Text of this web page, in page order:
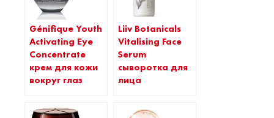
Génifique Youth
Activating Eye
Concentrate
крем для кожи
вокруг глаз
Liiv Botanicals
Vitalising Face
Serum
сыворотка для
лица